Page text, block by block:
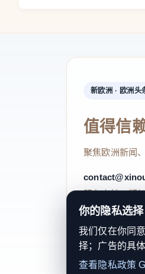
新欧洲 · 欧洲头
值得信
聚焦欧洲新闻
服务支持、版
© 2026 新欧洲·欧
关于我们法律声明
你的隐私选择
我们仅在你同
择；广告的具
查看隐私政策